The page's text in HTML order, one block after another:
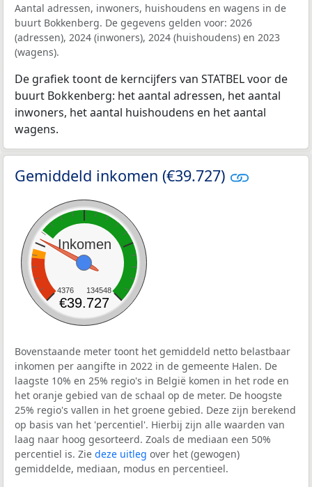
Aantal adressen, inwoners, huishoudens en wagens in de
buurt Bokkenberg. De gegevens gelden voor: 2026
(adressen), 2024 (inwoners), 2024 (huishoudens) en 2023
(wagens).
De grafiek toont de kerncijfers van STATBEL voor de
buurt Bokkenberg: het aantal adressen, het aantal
inwoners, het aantal huishoudens en het aantal
wagens.
Gemiddeld inkomen (€39.727)
Inkomen
4376 134548
€39.727
Bovenstaande meter toont het gemiddeld netto belastbaar
inkomen per aangifte in 2022 in de gemeente Halen. De
laagste 10% en 25% regio's in België komen in het rode en
het oranje gebied van de schaal op de meter. De hoogste
25% regio's vallen in het groene gebied. Deze zijn berekend
op basis van het 'percentiel'. Hierbij zijn alle waarden van
laag naar hoog gesorteerd. Zoals de mediaan een 50%
percentiel is. Zie deze uitleg over het (gewogen)
gemiddelde, mediaan, modus en percentieel.